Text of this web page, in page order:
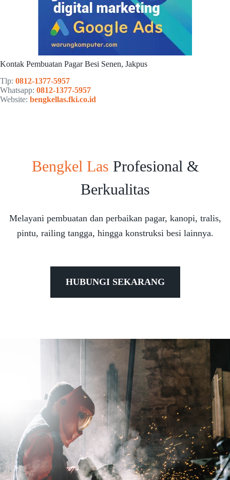
Kontak Pembuatan Pagar Besi Senen, Jakpus
Tlp: 0812-1377-5957
Whatsapp: 0812-1377-5957
Website: bengkellas.fki.co.id
Bengkel Las Profesional &
Berkualitas
Melayani pembuatan dan perbaikan pagar, kanopi, tralis,
pintu, railing tangga, hingga konstruksi besi lainnya.
HUBUNGI SEKARANG